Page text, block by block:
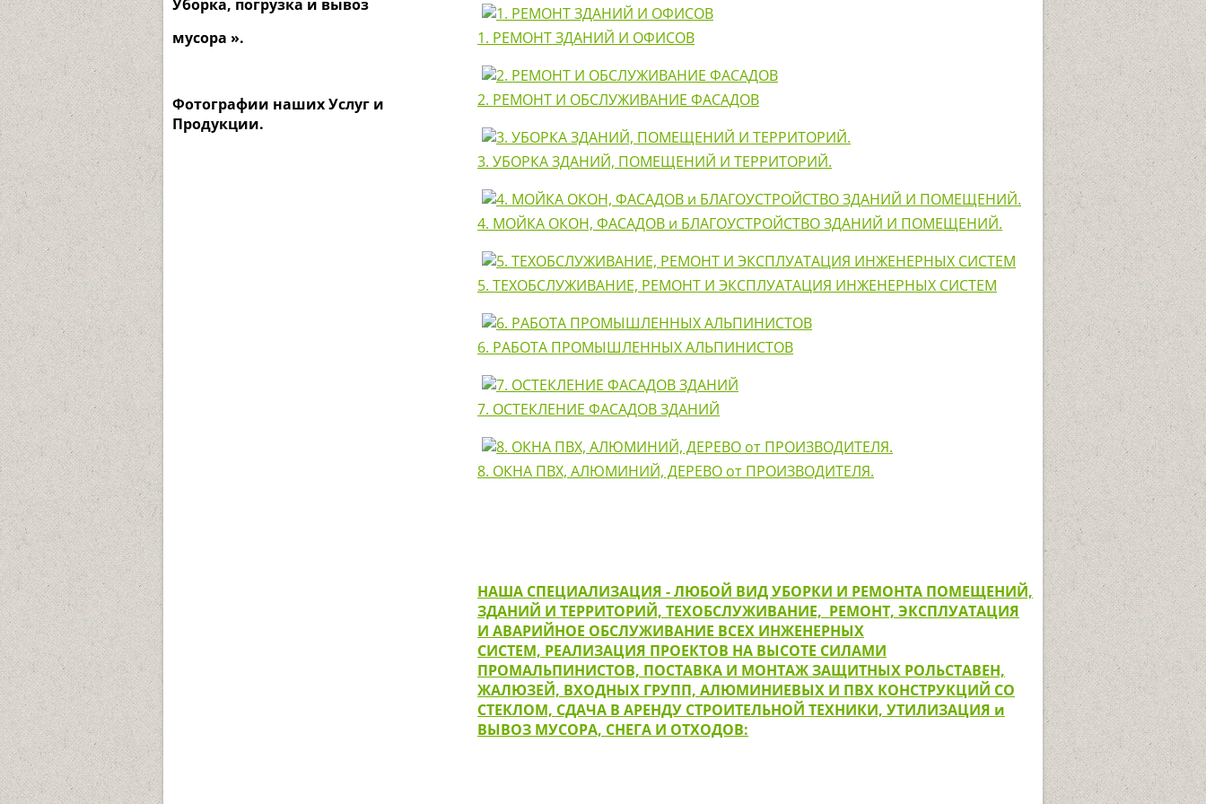
1. РЕМОНТ ЗДАНИЙ И ОФИСОВ
2. РЕМОНТ И ОБСЛУЖИВАНИЕ ФАСАДОВ
3. УБОРКА ЗДАНИЙ, ПОМЕЩЕНИЙ И ТЕРРИТОРИЙ.
4. МОЙКА ОКОН, ФАСАДОВ и БЛАГОУСТРОЙСТВО ЗДАНИЙ И ПОМЕЩЕНИЙ.
5. ТЕХОБСЛУЖИВАНИЕ, РЕМОНТ И ЭКСПЛУАТАЦИЯ ИНЖЕНЕРНЫХ СИСТЕМ
6. РАБОТА ПРОМЫШЛЕННЫХ АЛЬПИНИСТОВ
7. ОСТЕКЛЕНИЕ ФАСАДОВ ЗДАНИЙ
8. ОКНА ПВХ, АЛЮМИНИЙ, ДЕРЕВО от ПРОИЗВОДИТЕЛЯ.
НАША СПЕЦИАЛИЗАЦИЯ - ЛЮБОЙ ВИД УБОРКИ И РЕМОНТА ПОМЕЩЕНИЙ,
ЗДАНИЙ И ТЕРРИТОРИЙ, ТЕХОБСЛУЖИВАНИЕ, РЕМОНТ, ЭКСПЛУАТАЦИЯ
И АВАРИЙНОЕ ОБСЛУЖИВАНИЕ ВСЕХ ИНЖЕНЕРНЫХ
СИСТЕМ, РЕАЛИЗАЦИЯ ПРОЕКТОВ НА ВЫСОТЕ СИЛАМИ
ПРОМАЛЬПИНИСТОВ, ПОСТАВКА И МОНТАЖ ЗАЩИТНЫХ РОЛЬСТАВЕН,
ЖАЛЮЗЕЙ, ВХОДНЫХ ГРУПП, АЛЮМИНИЕВЫХ И ПВХ КОНСТРУКЦИЙ СО
СТЕКЛОМ, СДАЧА В АРЕНДУ СТРОИТЕЛЬНОЙ ТЕХНИКИ, УТИЛИЗАЦИЯ и
ВЫВОЗ МУСОРА, СНЕГА И ОТХОДОВ:
Уборка, погрузка и вывоз
мусора ».
Фотографии наших Услуг и
Продукции.